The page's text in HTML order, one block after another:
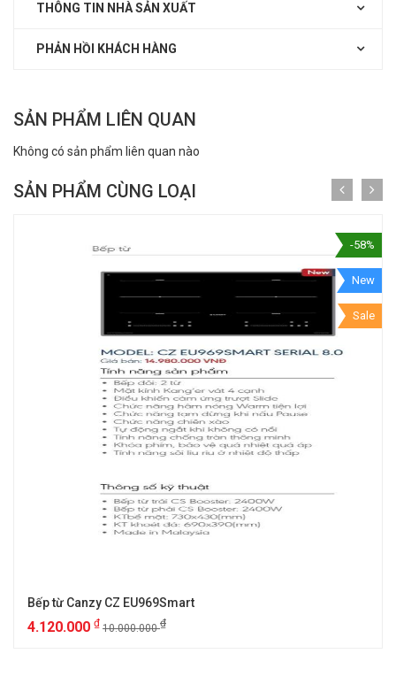
THÔNG TIN NHÀ SẢN XUẤT
PHẢN HỒI KHÁCH HÀNG
SẢN PHẨM LIÊN QUAN
Không có sản phẩm liên quan nào
SẢN PHẨM CÙNG LOẠI
-58%
New
Sale
Bếp từ Canzy CZ EU969Smart
4.120.000 ₫ 10.000.000₫